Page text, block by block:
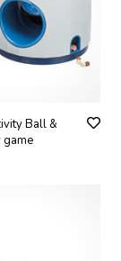
Ball &
game